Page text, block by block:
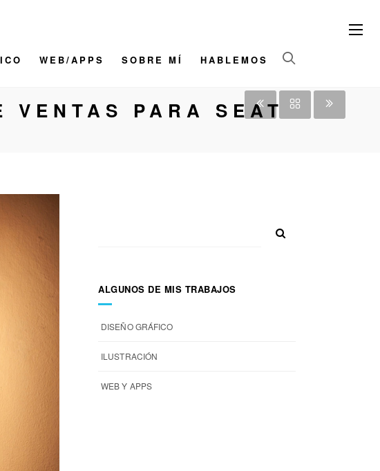
WEB/APPS SOBRE MÍ HABLEMOS
VENTAS PARA SEAT
ALGUNOS DE MIS TRABAJOS
DISEÑO GRÁFICO
ILUSTRACIÓN
WEB Y APPS